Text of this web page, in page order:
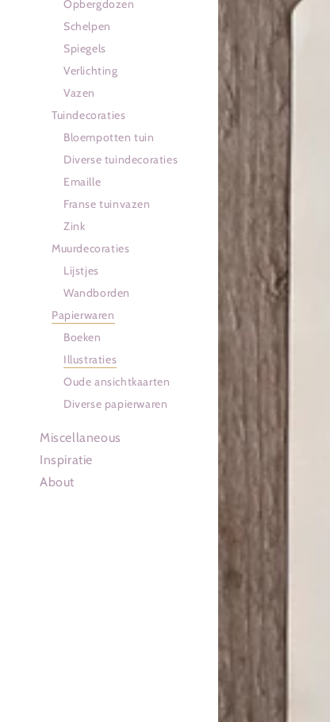
Opbergdozen
Schelpen
Spiegels
Verlichting
Vazen
Tuindecoraties
Bloempotten tuin
Diverse tuindecoraties
Emaille
Franse tuinvazen
Zink
Muurdecoraties
Lijstjes
Wandborden
Papierwaren
Boeken
Illustraties
Oude ansichtkaarten
Diverse papierwaren
Miscellaneous
Inspiratie
About